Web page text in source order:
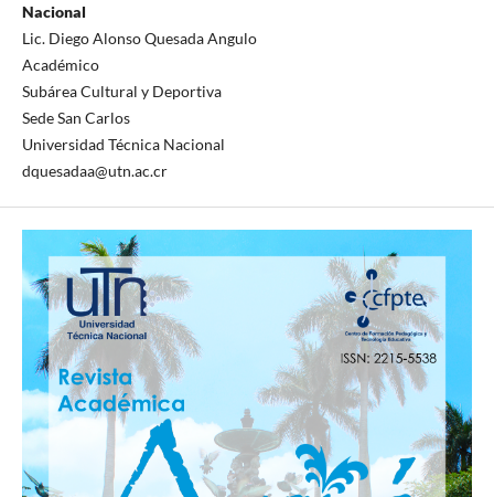
Nacional
Lic. Diego Alonso Quesada Angulo
Académico
Subárea Cultural y Deportiva
Sede San Carlos
Universidad Técnica Nacional
dquesadaa@utn.ac.cr